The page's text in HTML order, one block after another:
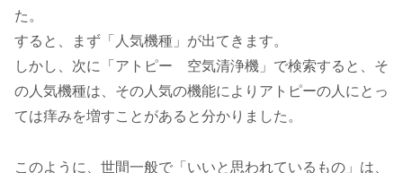
た。
すると、まず「人気機種」が出てきます。
しかし、次に「アトピー 空気清浄機」で検索すると、そ
の人気機種は、その人気の機能によりアトピーの人にとっ
ては痒みを増すことがあると分かりました。
このように、世間一般で「いいと思われているもの」は、